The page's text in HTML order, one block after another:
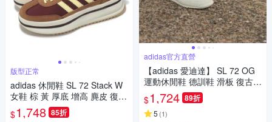
版型正常
adidas 休閒鞋 SL 72 Stack W
女鞋 棕 黃 厚底 增高 麂皮 復古
愛迪達 JQ6420
$1,748 85折
adidas官方直營
【adidas 愛迪達】 SL 72 OG
運動休閒鞋 德訓鞋 滑板 復古
女鞋 - Originals IF1940
$1,724 89折
5 (1)